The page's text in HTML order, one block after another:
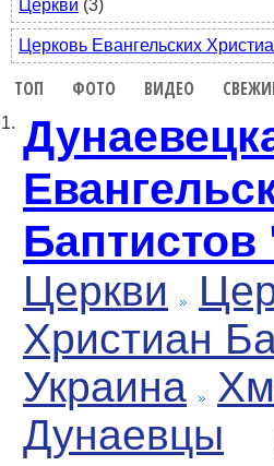
Церкви (3)
Церковь Евангельских
ТОП ФОТО ВИДЕО
1.
Церкви
Христиан
Украина
Дунаевцы